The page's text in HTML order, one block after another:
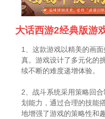
大话西游2经典版游
1、这款游戏以精美的画
真。游戏设计了多元化的
续不断的难度递增体验。
2、战斗系统采用策略回
划能力，通过合理的技能
地增强了游戏的策略性和